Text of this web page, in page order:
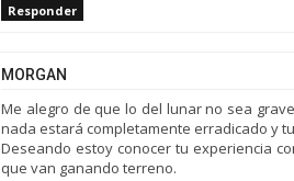
Responder
MORGAN
Me alegro de que lo del lunar no sea
nada estará completamente erradicado y
Deseando estoy conocer tu experiencia
que van ganando terreno.